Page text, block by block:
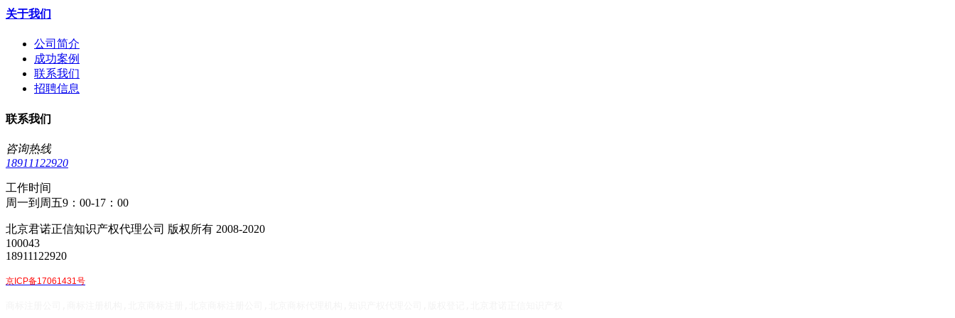
关于我们
公司简介
成功案例
联系我们
招聘信息
联系我们
咨询热线
18911122920
工作时间
周一到周五9：00-17：00
北京君诺正信知识产权代理公司 版权所有 2008-2020
100043
18911122920
京ICP备17061431号